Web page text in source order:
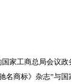
家工商总局会议政
名商标》杂志”与